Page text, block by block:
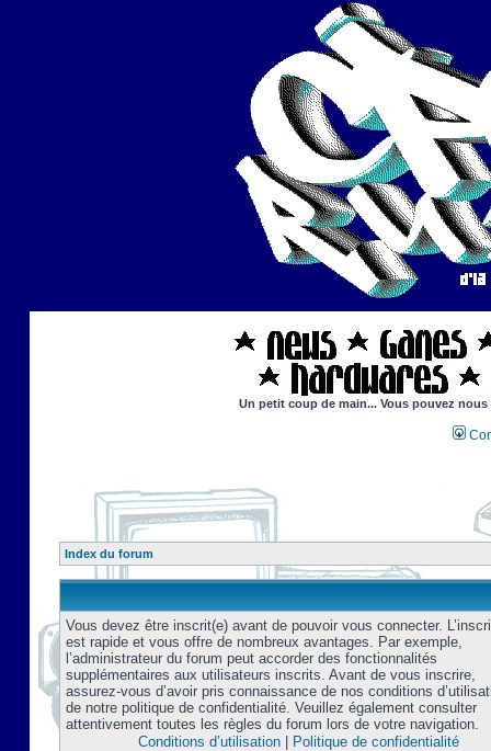
Un petit coup de main... Vous pouvez
Index du forum
Vous devez être inscrit(e) avant de pouvoir vous connecter.
est rapide et vous offre de nombreux avantages. Par exemple,
l’administrateur du forum peut accorder des fonctionnalités
supplémentaires aux utilisateurs inscrits. Avant de vous inscrire,
assurez-vous d’avoir pris connaissance de nos conditions
de notre politique de confidentialité. Veuillez également consulter
attentivement toutes les règles du forum lors de votre navigation.
Conditions d’utilisation| Politique de confidentialité